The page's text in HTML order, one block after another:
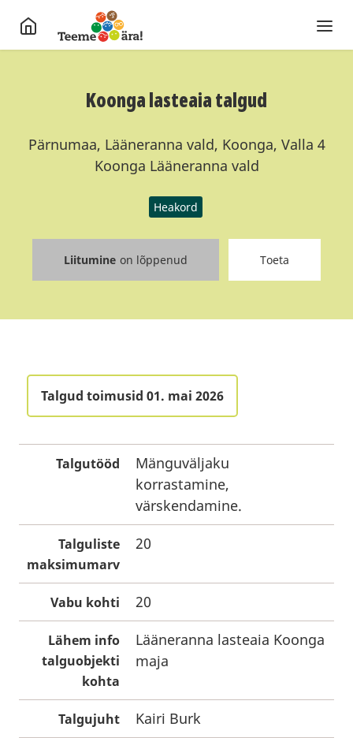
Koonga lasteaia talgud
Pärnumaa, Lääneranna vald, Koonga, Valla 4
Koonga Lääneranna vald
Heakord
Liitumine on lõppenud Toeta
Talgud toimusid 01. mai 2026
Talgutööd
Mänguväljaku
korrastamine,
värskendamine.
Talguliste
maksimumarv
20
Vabu kohti 20
Lähem info
talguobjekti
kohta
Lääneranna lasteaia Koonga
maja
Talgujuht Kairi Burk